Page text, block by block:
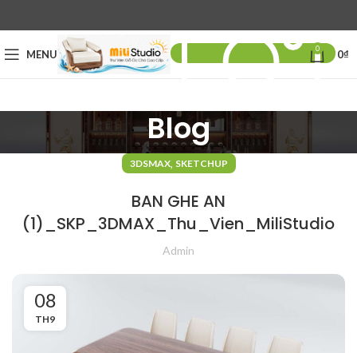
MENU 0 0₫
Blog
3DSMAX, SKETCHUP
BAN GHE AN
(1)_SKP_3DMAX_Thu_Vien_MiliStudio
Admin
08
TH9